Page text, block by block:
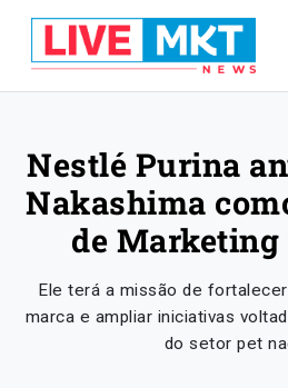
Nestlé Purina
Nakashima
de
Ele terá a missão de
marca e ampliar iniciativas
do setor pet